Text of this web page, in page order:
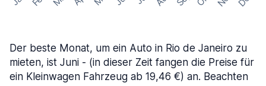
Der beste Monat, um ein Auto in Rio de Janeiro zu
mieten, ist Juni - (in dieser Zeit fangen die Preise für
ein Kleinwagen Fahrzeug ab 19,46 €) an. Beachten